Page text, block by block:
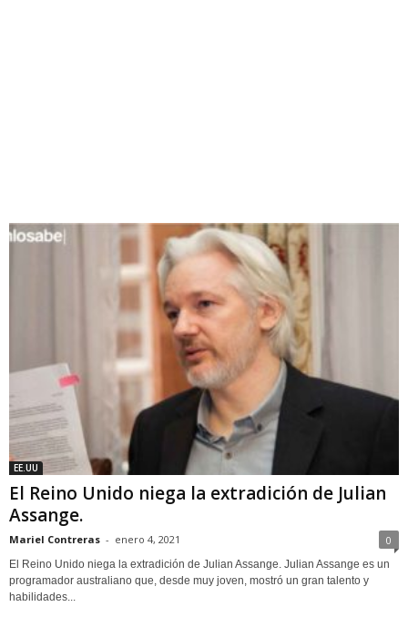
EE.UU
El Reino Unido niega la extradición de Julian
Assange.
Mariel Contreras - enero 4, 2021 0
El Reino Unido niega la extradición de Julian Assange. Julian Assange es un
programador australiano que, desde muy joven, mostró un gran talento y
habilidades...